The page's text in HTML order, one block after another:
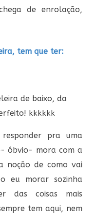
de enrolação,
tem que ter:
de baixo, da
kkkkkk
pra uma
óbvio- mora com a
noção de como vai
eu morar sozinha
das coisas mais
tem aqui, nem